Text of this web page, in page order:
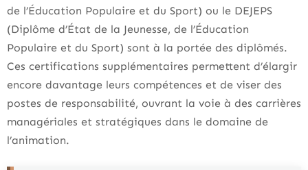
de l’Éducation Populaire et du Sport) ou le DEJEPS
(Diplôme d’État de la Jeunesse, de l’Éducation
Populaire et du Sport) sont à la portée des diplômés.
Ces certifications supplémentaires permettent d’élargir
encore davantage leurs compétences et de viser des
postes de responsabilité, ouvrant la voie à des carrières
managériales et stratégiques dans le domaine de
l’animation.